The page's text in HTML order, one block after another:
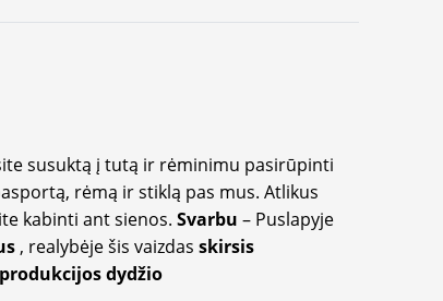
susuktą į tutą ir rėminimu pasirūpinti
rėmą ir stiklą pas mus. Atlikus
kabinti ant sienos. Svarbu – Puslapyje
, realybėje šis vaizdas skirsis
dydžio